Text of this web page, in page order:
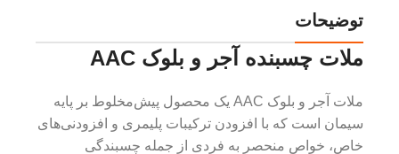
توضیحات
ملات چسبنده آجر و بلوک AAC
ملات آجر و بلوک AAC یک محصول پیش‌مخلوط بر پایه
سیمان است که با افزودن ترکیبات پلیمری و افزودنی‌های
خاص، خواص منحصر به فردی از جمله چسبندگی